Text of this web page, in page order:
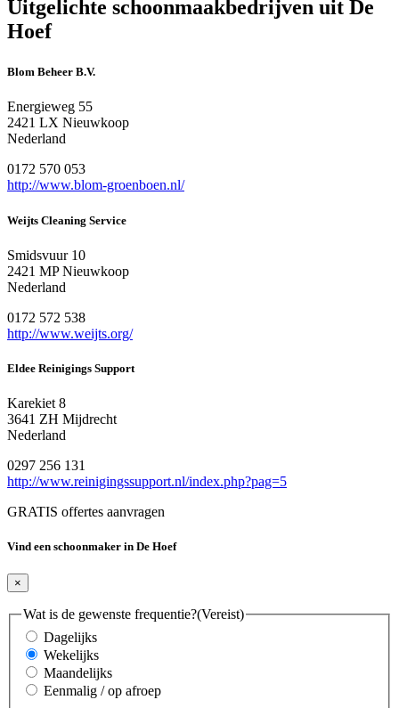
Uitgelichte schoonmaakbedrijven uit De
Hoef
Blom Beheer B.V.
Energieweg 55
2421 LX Nieuwkoop
Nederland
0172 570 053
http://www.blom-groenboen.nl/
Weijts Cleaning Service
Smidsvuur 10
2421 MP Nieuwkoop
Nederland
0172 572 538
http://www.weijts.org/
Eldee Reinigings Support
Karekiet 8
3641 ZH Mijdrecht
Nederland
0297 256 131
http://www.reinigingssupport.nl/index.php?pag=5
GRATIS offertes aanvragen
Vind een schoonmaker in De Hoef
×
Wat is de gewenste frequentie?(Vereist)
Dagelijks
Wekelijks
Maandelijks
Eenmalig / op afroep